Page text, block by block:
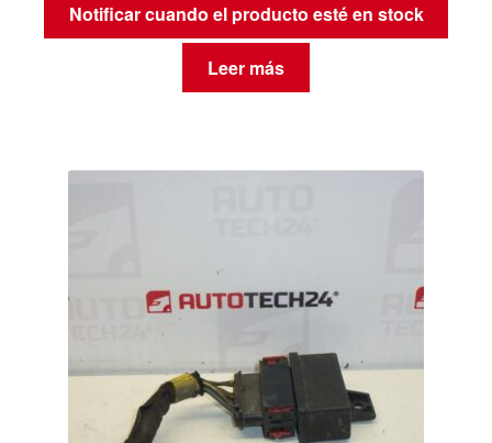
Notificar cuando el producto esté en stock
Leer más